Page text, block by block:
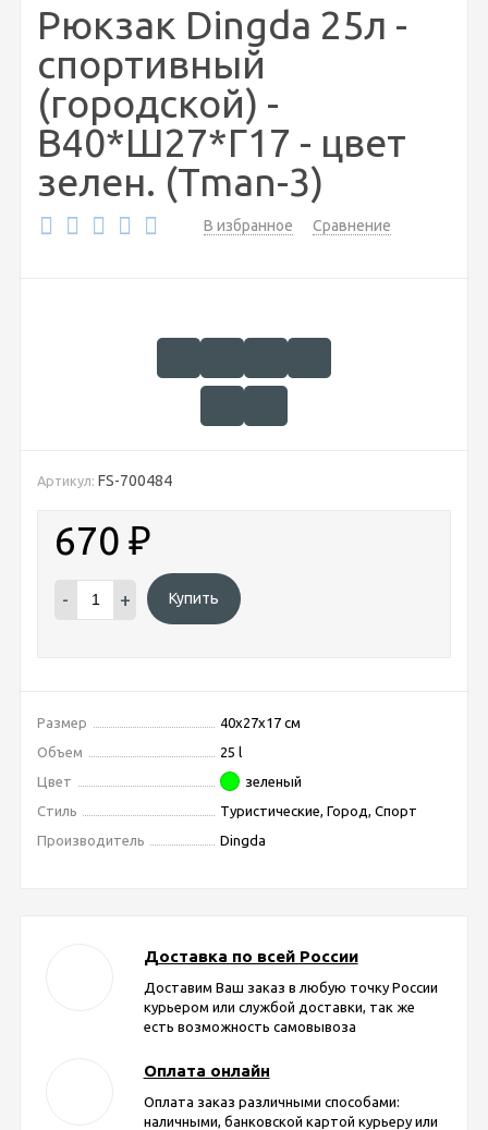
Рюкзак Dingda 25л -
спортивный
(городской) -
В40*Ш27*Г17 - цвет
зелен. (Tman-3)
В избранное Сравнение
Артикул: FS-700484
670 ₽
- + Купить
Размер
40х27х17 см
Объем
25 l
Цвет
зеленый
Стиль
Туристические, Город, Спорт
Производитель
Dingda
Доставка по всей России
Доставим Ваш заказ в любую точку России
курьером или службой доставки, так же
есть возможность самовывоза
Оплата онлайн
Оплата заказ различными способами:
наличными, банковской картой курьеру или